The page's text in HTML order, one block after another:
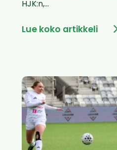
HJK:n,...
Lue koko artikkeli